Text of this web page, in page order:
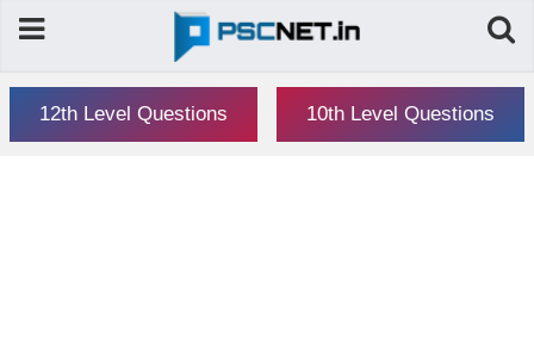
12th Level Questions 10th Level Questions